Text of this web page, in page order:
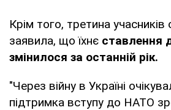
Крім того, третина учасників
заявила, що їхнє ставлення
змінилося за останній рік.
"Через війну в Україні
підтримка вступу до НАТО